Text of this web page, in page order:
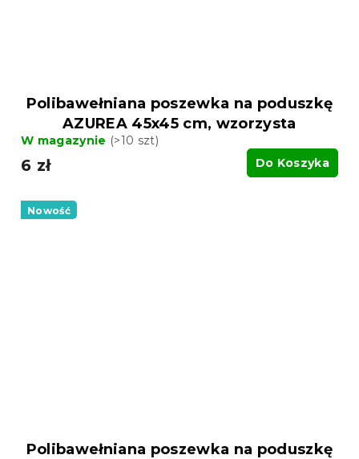
Polibawełniana poszewka na poduszkę
AZUREA 45x45 cm, wzorzysta
W magazynie (>10 szt)
6 zł Do Koszyka
Nowość
Polibawełniana poszewka na poduszkę